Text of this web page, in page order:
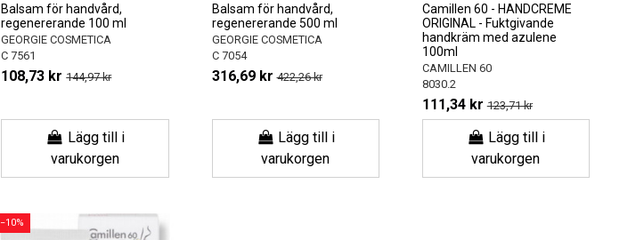
Balsam för handvård,
regenererande 100 ml
GEORGIE COSMETICA
C 7561
108,73 kr 144,97 kr
Lägg till i
varukorgen
Balsam för handvård,
regenererande 500 ml
GEORGIE COSMETICA
C 7054
316,69 kr 422,26 kr
Lägg till i
varukorgen
Camillen 60 - HANDCREME
ORIGINAL - Fuktgivande
handkräm med azulene
100ml
CAMILLEN 60
8030.2
111,34 kr 123,71 kr
Lägg till i
varukorgen
−10%